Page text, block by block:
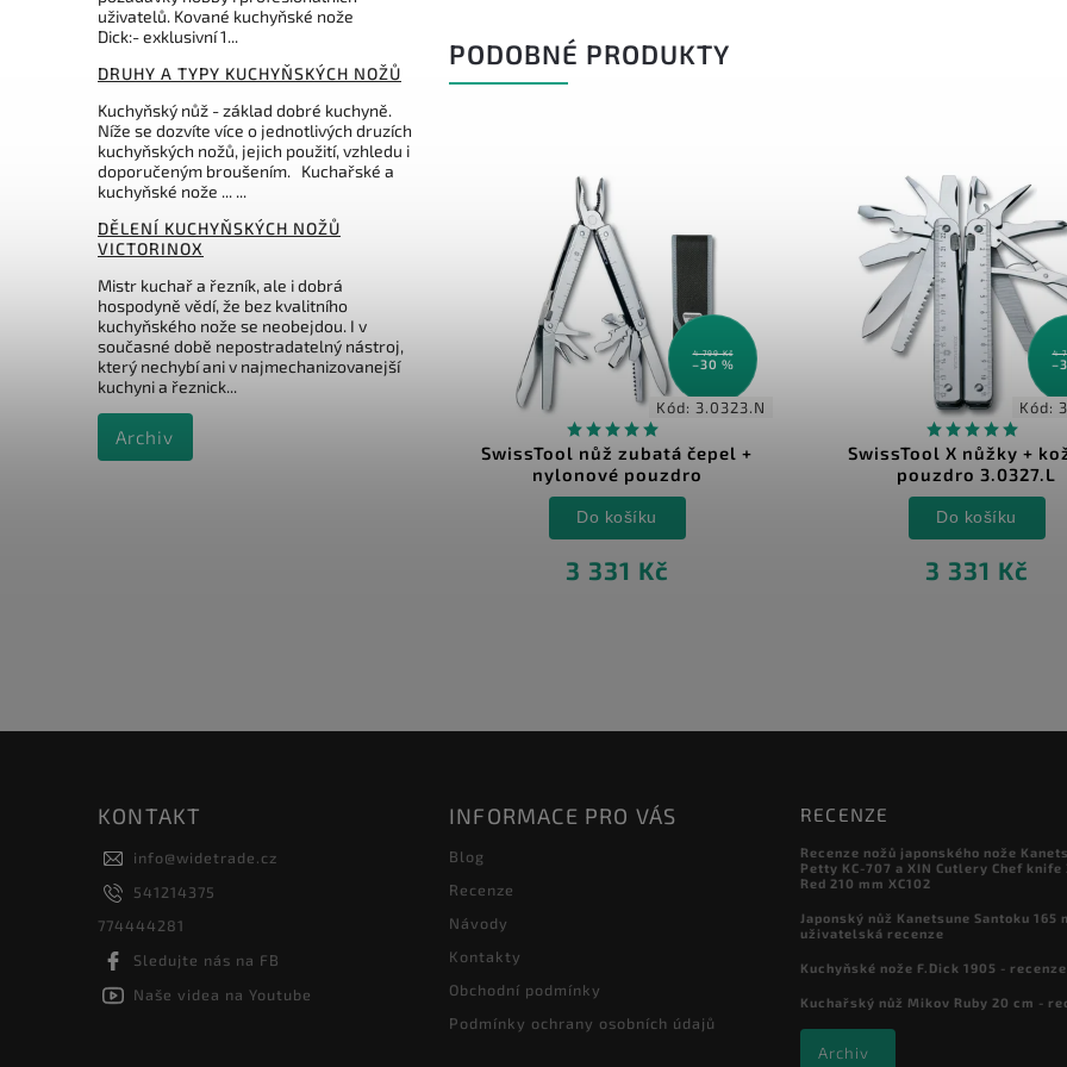
uživatelů. Kované kuchyňské nože
Dick:- exklusivní 1...
DRUHY A TYPY KUCHYŇSKÝCH NOŽŮ
Kuchyňský nůž - základ dobré kuchyně.
Níže se dozvíte více o jednotlivých druzích
kuchyňských nožů, jejich použití, vzhledu i
doporučeným broušením. Kuchařské a
kuchyňské nože ... ...
DĚLENÍ KUCHYŇSKÝCH NOŽŮ
VICTORINOX
Mistr kuchař a řezník, ale i dobrá
hospodyně vědí, že bez kvalitního
kuchyňského nože se neobejdou. I v
současné době nepostradatelný nástroj,
který nechybí ani v najmechanizovanejší
kuchyni a řeznick...
Archiv
PODOBNÉ PRODUKTY
4 799 Kč
–30 %
SwissTool nůž zubatá čepel +
4 799 Kč
–30 %
Kód: 3.0323.N
SwissTool nůž zubatá čepel +
nylonové pouzdro
3 331 Kč
Do košíku
4
Kód:
SwissTool X nůžky +
pouzdro 3.0327.L
3 331 Kč
Do košíku
KONTAKT
info@widetrade.cz
541214375
774444281
Sledujte nás na FB
Naše videa na Youtube
INFORMACE PRO VÁS
Blog
Recenze
Návody
Kontakty
Obchodní podmínky
Podmínky ochrany osobních údajů
RECENZE
Recenze nožů japonského nože
Petty KC-707 a XIN Cutlery Chef knife
Red 210 mm XC102
Japonský nůž Kanetsune Santoku 165
uživatelská recenze
Kuchyňské nože F.Dick 1905 - recenze
Kuchařský nůž Mikov Ruby 20 cm -
Archiv